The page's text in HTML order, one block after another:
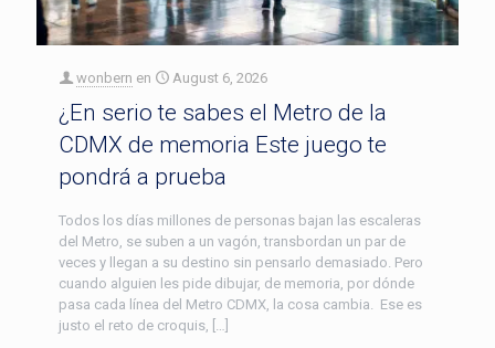
wonbern en August 6, 2026
¿En serio te sabes el Metro de la
CDMX de memoria Este juego te
pondrá a prueba
Todos los días millones de personas bajan las escaleras
del Metro, se suben a un vagón, transbordan un par de
veces y llegan a su destino sin pensarlo demasiado. Pero
cuando alguien les pide dibujar, de memoria, por dónde
pasa cada línea del Metro CDMX, la cosa cambia. Ese es
justo el reto de croquis, […]